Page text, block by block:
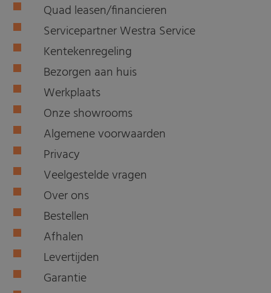
Quad leasen/financieren
Servicepartner Westra Service
Kentekenregeling
Bezorgen aan huis
Werkplaats
Onze showrooms
Algemene voorwaarden
Privacy
Veelgestelde vragen
Over ons
Bestellen
Afhalen
Levertijden
Garantie